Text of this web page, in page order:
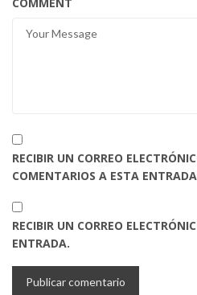
RECIBIR UN CORREO
COMENTARIOS A ESTA
RECIBIR UN CORREO
ENTRADA.